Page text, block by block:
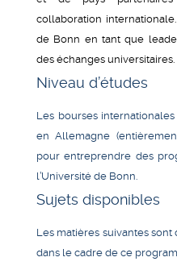
collaboration
de Bonn en tant que
des échanges universitaires.
Niveau d’études
Les bourses
en Allemagne
pour entreprendre des
l’Université de Bonn.
Sujets disponibles
Les matières suivantes
dans le cadre de ce